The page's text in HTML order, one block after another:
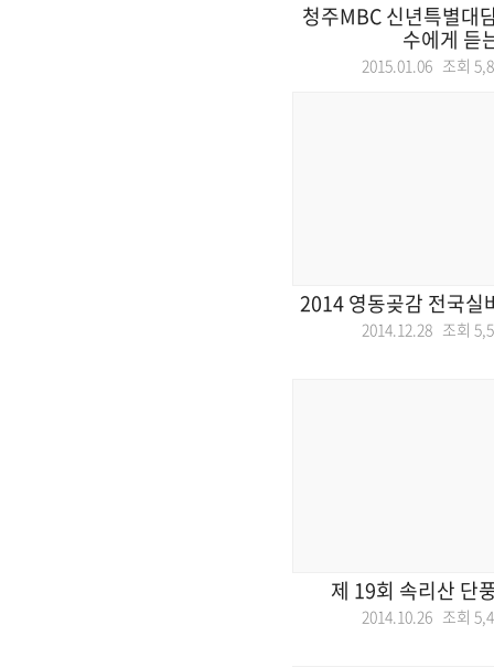
청주MBC 신년특별대
수에게 듣
2015.01.06 조회
2014 영동곶감 전국실
2014.12.28 조회
제 19회 속리산 단
2014.10.26 조회